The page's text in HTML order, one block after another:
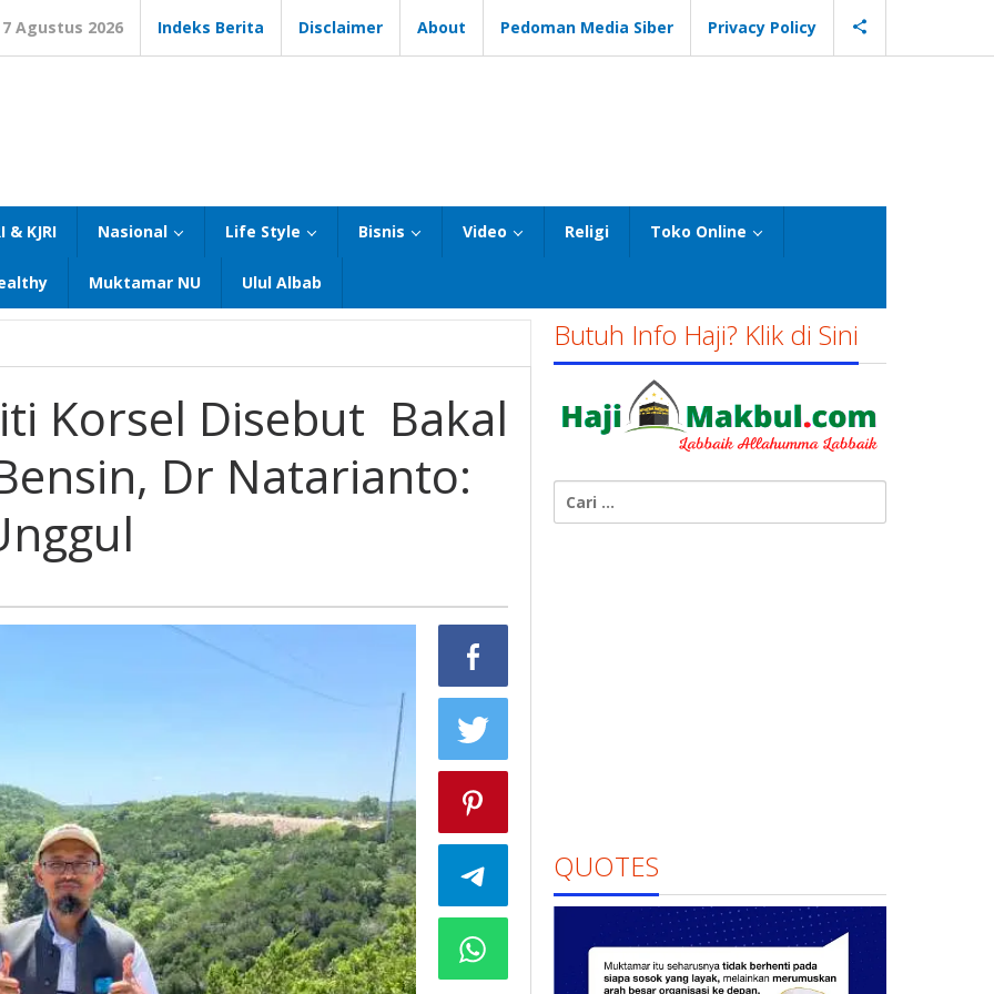
7 Agustus 2026 Indeks Berita Disclaimer About Pedoman Media Siber Privacy Policy
& KJRI Nasional Life Style Bisnis Video Religi Toko Online
Muktamar NU Ulul Albab
Korsel Disebut Bakal
Dr Natarianto:
Butuh Info Haji? Klik di Sini
untuk:
QUOTES